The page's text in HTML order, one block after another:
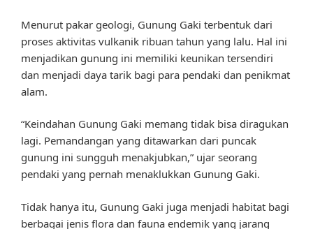
Menurut pakar geologi, Gunung Gaki terbentuk dari
proses aktivitas vulkanik ribuan tahun yang lalu. Hal ini
menjadikan gunung ini memiliki keunikan tersendiri
dan menjadi daya tarik bagi para pendaki dan penikmat
alam.
“Keindahan Gunung Gaki memang tidak bisa diragukan
lagi. Pemandangan yang ditawarkan dari puncak
gunung ini sungguh menakjubkan,” ujar seorang
pendaki yang pernah menaklukkan Gunung Gaki.
Tidak hanya itu, Gunung Gaki juga menjadi habitat bagi
berbagai jenis flora dan fauna endemik yang jarang